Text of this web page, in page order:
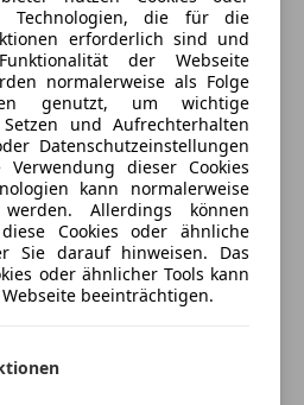
Phone Box)
hinten, akustisch und
(APS Plus)
(FIS) mit Farbdisplay
(Tempomat)
Ltr.
Kindersitz an Beifahrersitz
mit Multifunktion plus
an Ihre Bedürfnisse
ab Stufe 0
versichern & Rabatt holen
berechnen
Technologien, die für die
erforderlich sind und
der Webseite
normalerweise als Folge
genutzt, um wichtige
und Aufrechterhalten
Datenschutzeinstellungen
dieser Cookies
kann normalerweise
Allerdings können
Cookies oder ähnliche
Sie darauf hinweisen. Das
oder ähnlicher Tools kann
beeinträchtigen.